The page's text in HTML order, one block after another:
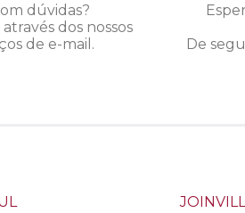
dúvidas?
dos nossos
de e-mail.
De